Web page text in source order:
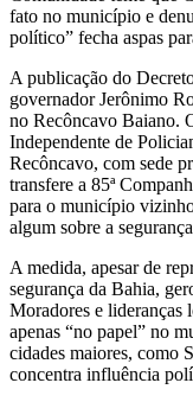
fato no município e
político” fecha aspas
A publicação do
governador Jerônimo
no Recôncavo Baiano.
Independente de
Recôncavo, com sede
transfere a 85ª
para o município
algum sobre a
A medida, apesar de
segurança da Bahia,
Moradores e lideranças
apenas “no papel” no
cidades maiores, como
concentra influência